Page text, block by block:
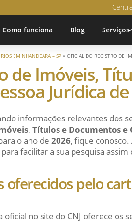
Como funciona Blog Serviços
EM NHANDEARA – SP »OFICIAL DO REGISTRO DE
de Imóveis,
Jurídica
informações relevantes dos
Títulos e Documentos e
o ano de 2026, fique
facilitar a sua pesquisa
oferecidos pelo
oficial no site do CNJ oferece os